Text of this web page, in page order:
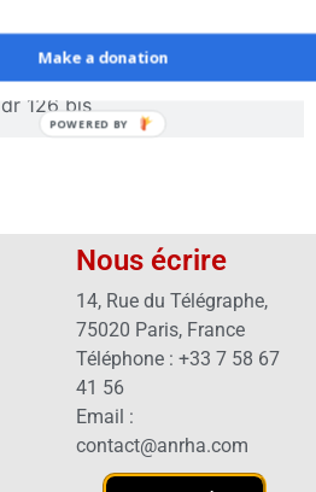
dr 126
dr 126 bis
Nous écrire
14, Rue du Télégraphe,
75020 Paris, France
Téléphone : +33 7 58 67
41 56
Email :
contact@anrha.com
Make a donation
POWERED BY